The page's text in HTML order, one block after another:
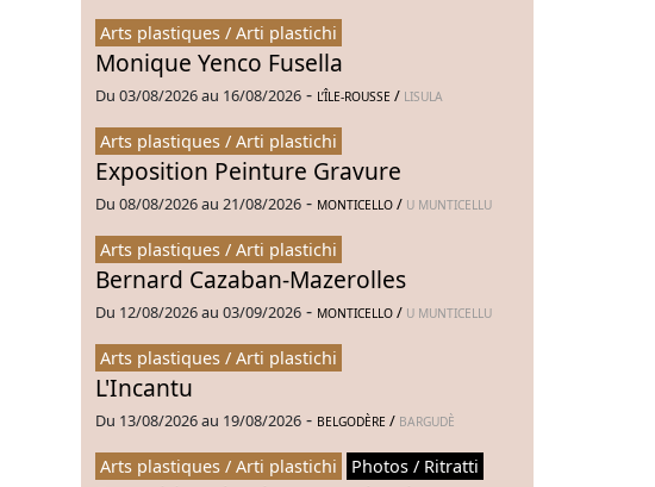
Arts plastiques / Arti plastichi
Monique Yenco Fusella
Du 03/08/2026 au 16/08/2026 - L’ÎLE-ROUSSE / LISULA
Arts plastiques / Arti plastichi
Exposition Peinture Gravure
Du 08/08/2026 au 21/08/2026 - MONTICELLO / U MUNTICELLU
Arts plastiques / Arti plastichi
Bernard Cazaban-Mazerolles
Du 12/08/2026 au 03/09/2026 - MONTICELLO / U MUNTICELLU
Arts plastiques / Arti plastichi
L'Incantu
Du 13/08/2026 au 19/08/2026 - BELGODÈRE / BARGUDÈ
Arts plastiques / Arti plastichi Photos / Ritratti